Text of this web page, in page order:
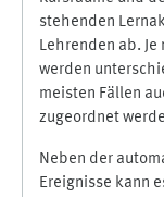
stehenden
Lehrenden ab.
werden
meisten Fällen
zugeordnet
Neben der
Ereignisse kann